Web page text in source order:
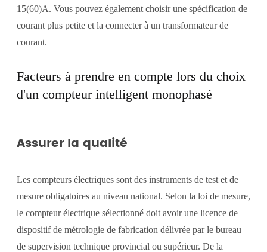
15(60)A. Vous pouvez également choisir une spécification de
courant plus petite et la connecter à un transformateur de
courant.
Facteurs à prendre en compte lors du choix
d'un compteur intelligent monophasé
Assurer la qualité
Les compteurs électriques sont des instruments de test et de
mesure obligatoires au niveau national. Selon la loi de mesure,
le compteur électrique sélectionné doit avoir une licence de
dispositif de métrologie de fabrication délivrée par le bureau
de supervision technique provincial ou supérieur. De la